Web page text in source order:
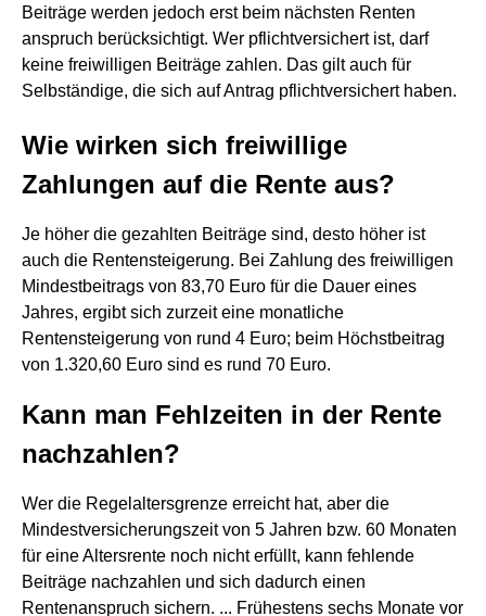
Beiträge werden jedoch erst beim nächsten Renten
anspruch berücksichtigt. Wer pflichtversichert ist, darf
keine freiwilligen Beiträge zahlen. Das gilt auch für
Selbständige, die sich auf Antrag pflichtversichert haben.
Wie wirken sich freiwillige
Zahlungen auf die Rente aus?
Je höher die gezahlten Beiträge sind, desto höher ist
auch die Rentensteigerung. Bei Zahlung des freiwilligen
Mindestbeitrags von 83,70 Euro für die Dauer eines
Jahres, ergibt sich zurzeit eine monatliche
Rentensteigerung von rund 4 Euro; beim Höchstbeitrag
von 1.320,60 Euro sind es rund 70 Euro.
Kann man Fehlzeiten in der Rente
nachzahlen?
Wer die Regelaltersgrenze erreicht hat, aber die
Mindestversicherungszeit von 5 Jahren bzw. 60 Monaten
für eine Altersrente noch nicht erfüllt, kann fehlende
Beiträge nachzahlen und sich dadurch einen
Rentenanspruch sichern. ... Frühestens sechs Monate vor